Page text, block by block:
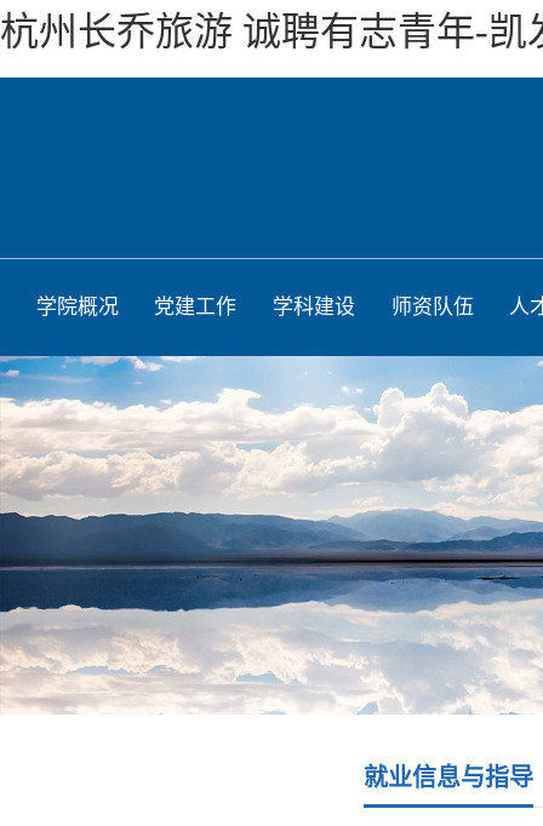
杭州长乔旅游 诚聘有志青年-凯
学院概况 党建工作 学科建设 师资队伍 人
就业信息与指导